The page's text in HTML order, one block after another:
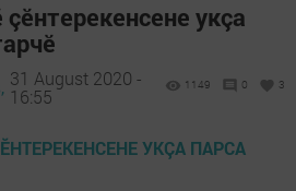
укçа
31 August 2020 -
16:55
1149 0 3